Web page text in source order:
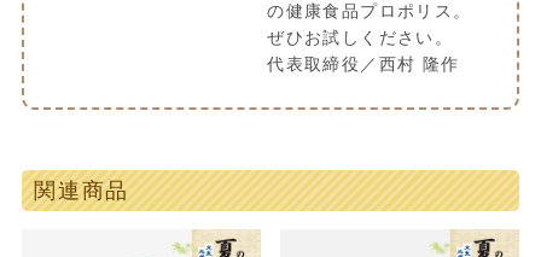
の健康食品プロポリス。
ぜひお試しください。
代表取締役／西村 隆作
関連商品